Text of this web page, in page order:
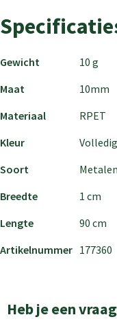
Gewicht
10 g
Maat
10mm
Materiaal
RPET
Kleur
Soort
Breedte
1 cm
Lengte
90 cm
Artikelnummer 177360
Heb je een